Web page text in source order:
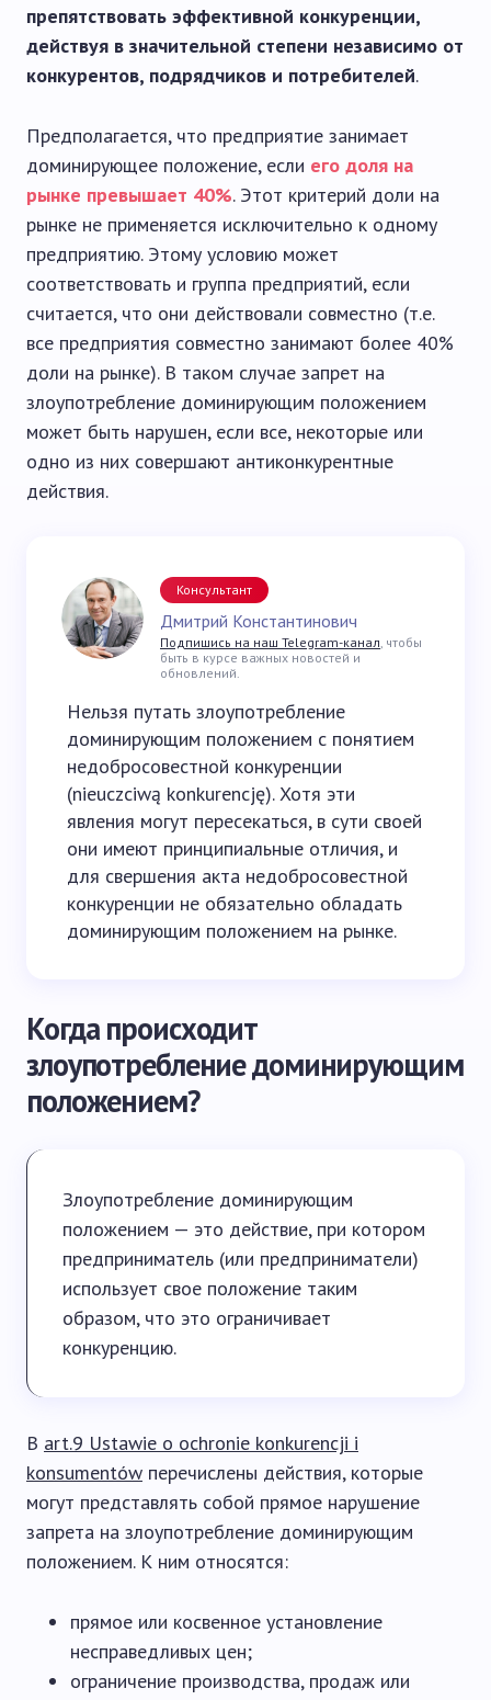
препятствовать эффективной конкуренции,
действуя в значительной степени независимо от
конкурентов, подрядчиков и потребителей.
Предполагается, что предприятие занимает
доминирующее положение, если его доля на
рынке превышает 40%. Этот критерий доли на
рынке не применяется исключительно к одному
предприятию. Этому условию может
соответствовать и группа предприятий, если
считается, что они действовали совместно (т.е.
все предприятия совместно занимают более 40%
доли на рынке). В таком случае запрет на
злоупотребление доминирующим положением
может быть нарушен, если все, некоторые или
одно из них совершают антиконкурентные
действия.
Консультант
Дмитрий Константинович
Подпишись на наш Telegram-канал, чтобы
быть в курсе важных новостей и
обновлений.
Нельзя путать злоупотребление
доминирующим положением с понятием
недобросовестной конкуренции
(nieuczciwą konkurencję). Хотя эти
явления могут пересекаться, в сути своей
они имеют принципиальные отличия, и
для свершения акта недобросовестной
конкуренции не обязательно обладать
доминирующим положением на рынке.
Когда происходит
злоупотребление доминирующим
положением?
Злоупотребление доминирующим
положением — это действие, при котором
предприниматель (или предприниматели)
использует свое положение таким
образом, что это ограничивает
конкуренцию.
В art.9 Ustawie o ochronie konkurencji i
konsumentów перечислены действия, которые
могут представлять собой прямое нарушение
запрета на злоупотребление доминирующим
положением. К ним относятся:
прямое или косвенное установление
несправедливых цен;
ограничение производства, продаж или